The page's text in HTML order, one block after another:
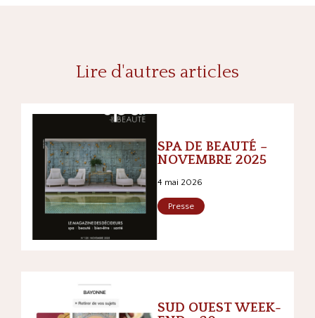
Lire d'autres articles
SPA DE BEAUTÉ –
NOVEMBRE 2025
4 mai 2026
Presse
SUD OUEST WEEK-